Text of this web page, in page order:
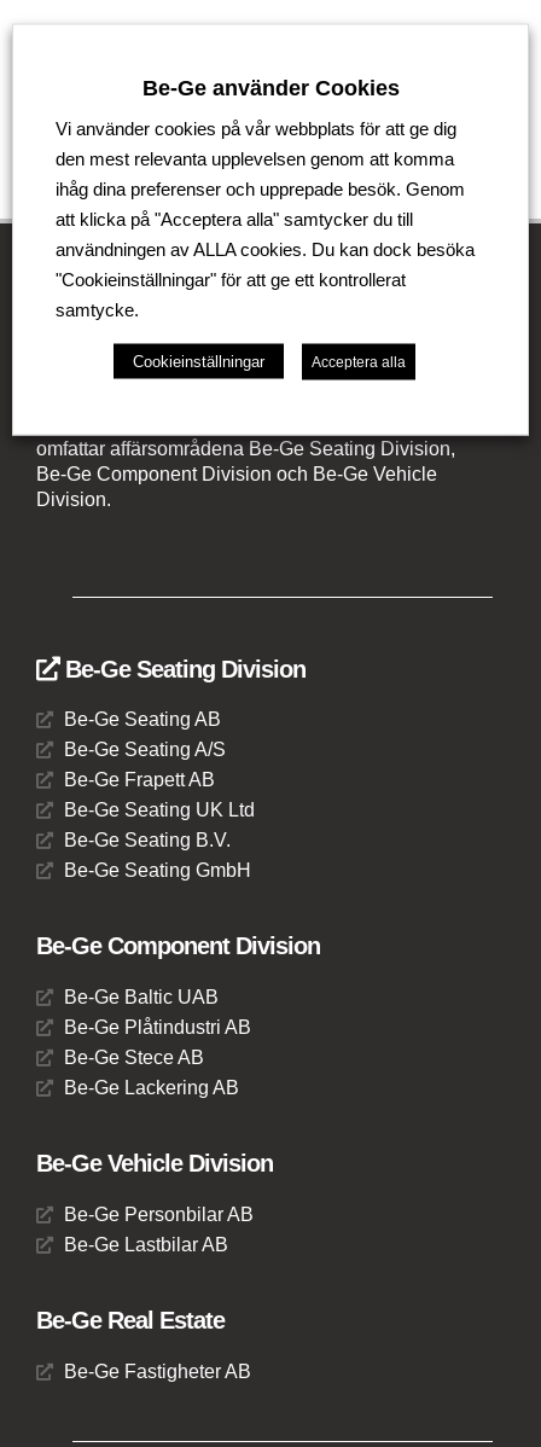
Be-Ge Koncernen
Be-Ge Koncernen är en familjeägd företagsgrupp med
omfattar affärsområdena Be-Ge Seating Division,
Be-Ge Component Division och Be-Ge Vehicle
Division.
Be-Ge Seating Division
Be-Ge Seating AB
Be-Ge Seating A/S
Be-Ge Frapett AB
Be-Ge Seating UK Ltd
Be-Ge Seating B.V.
Be-Ge Seating GmbH
Be-Ge Component Division
Be-Ge Baltic UAB
Be-Ge Plåtindustri AB
Be-Ge Stece AB
Be-Ge Lackering AB
Be-Ge Vehicle Division
Be-Ge Personbilar AB
Be-Ge Lastbilar AB
Be-Ge Real Estate
Be-Ge Fastigheter AB
Be-Ge använder Cookies
Vi använder cookies på vår webbplats för att ge dig
den mest relevanta upplevelsen genom att komma
ihåg dina preferenser och upprepade besök. Genom
att klicka på "Acceptera alla" samtycker du till
användningen av ALLA cookies. Du kan dock besöka
"Cookieinställningar" för att ge ett kontrollerat
samtycke.
Cookieinställningar Acceptera alla